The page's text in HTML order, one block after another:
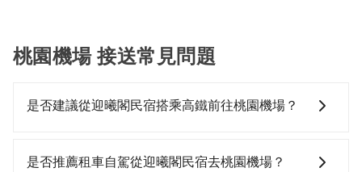
桃園機場 接送常見問題
是否建議從迎曦閣民宿搭乘高鐵前往桃園機場？
時，且難叫計程車前往高鐵站！從最早06:15一直到
是否推薦租車自駕從迎曦閣民宿去桃園機場？